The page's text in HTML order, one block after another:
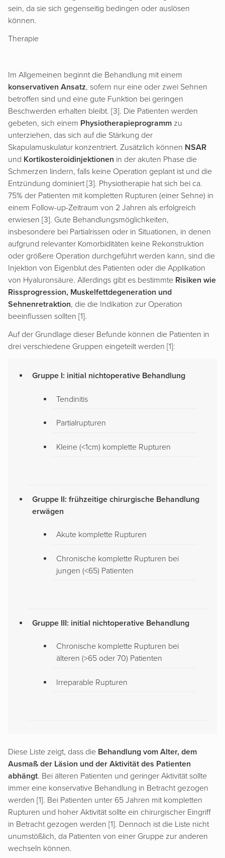
sein, da sie sich gegenseitig bedingen oder auslösen
können.
Therapie
Im Allgemeinen beginnt die Behandlung mit einem
konservativen Ansatz, sofern nur eine oder zwei Sehnen
betroffen sind und eine gute Funktion bei geringen
Beschwerden erhalten bleibt. [3]. Die Patienten werden
gebeten, sich einem Physiotherapieprogramm zu
unterziehen, das sich auf die Stärkung der
Skapulamuskulatur konzentriert. Zusätzlich können NSAR
und Kortikosteroidinjektionen in der akuten Phase die
Schmerzen lindern, falls keine Operation geplant ist und die
Entzündung dominiert [3]. Physiotherapie hat sich bei ca.
75% der Patienten mit kompletten Rupturen (einer Sehne) in
einem Follow-up-Zeitraum von 2 Jahren als erfolgreich
erwiesen [3]. Gute Behandlungsmöglichkeiten,
insbesondere bei Partialrissen oder in Situationen, in denen
aufgrund relevanter Komorbiditäten keine Rekonstruktion
oder größere Operation durchgeführt werden kann, sind die
Injektion von Eigenblut des Patienten oder die Applikation
von Hyaluronsäure. Allerdings gibt es bestimmte Risiken wie
Rissprogression, Muskelfettdegeneration und
Sehnenretraktion, die die Indikation zur Operation
beeinflussen sollten [1].
Auf der Grundlage dieser Befunde können die Patienten in
drei verschiedene Gruppen eingeteilt werden [1]:
Gruppe I: initial nichtoperative Behandlung
Tendinitis
Partialrupturen
Kleine (<1cm) komplette Rupturen
Gruppe II: frühzeitige chirurgische Behandlung
erwägen
Akute komplette Rupturen
Chronische komplette Rupturen bei
jungen (<65) Patienten
Gruppe III: initial nichtoperative Behandlung
Chronische komplette Rupturen bei
älteren (>65 oder 70) Patienten
Irreparable Rupturen
Diese Liste zeigt, dass die Behandlung vom Alter, dem
Ausmaß der Läsion und der Aktivität des Patienten
abhängt. Bei älteren Patienten und geringer Aktivität sollte
immer eine konservative Behandlung in Betracht gezogen
werden [1]. Bei Patienten unter 65 Jahren mit kompletten
Rupturen und hoher Aktivität sollte ein chirurgischer Eingriff
in Betracht gezogen werden [1]. Dennoch ist die Liste nicht
unumstößlich, da Patienten von einer Gruppe zur anderen
wechseln können.